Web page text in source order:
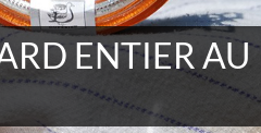
AU PIMENT